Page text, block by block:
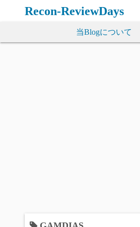
ン
Recon-ReviewDays
当Blogについて